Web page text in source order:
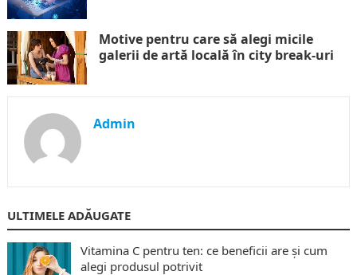
Motive pentru care să alegi micile
galerii de artă locală în city break-uri
Admin
ULTIMELE ADĂUGATE
Vitamina C pentru ten: ce beneficii are și cum
alegi produsul potrivit